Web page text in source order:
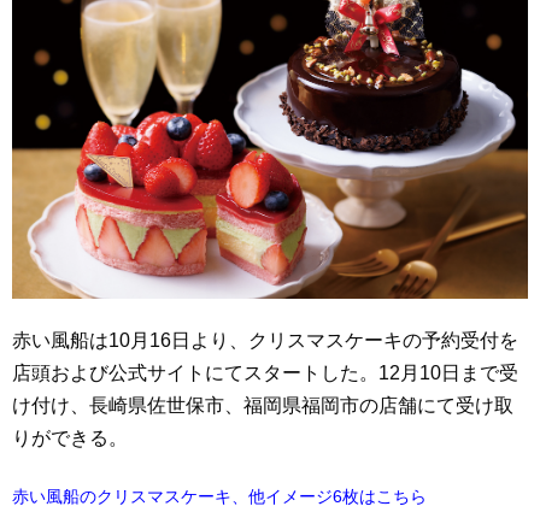
赤い風船は10月16日より、クリスマスケーキの予約受付を
店頭および公式サイトにてスタートした。12月10日まで受
け付け、長崎県佐世保市、福岡県福岡市の店舗にて受け取
りができる。
赤い風船のクリスマスケーキ、他イメージ6枚はこちら